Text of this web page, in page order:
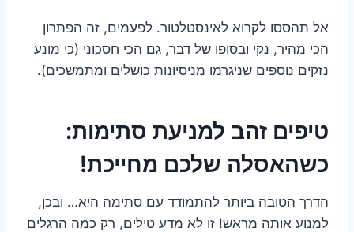
אל תהססו לקרוא לאינסטלטור. לפעמים, זה הפתרון
הכי מהיר, נקי ובסופו של דבר, גם הכי חסכוני (כי מונע
נזקים נוספים שניגרמו מניסיונות כושלים ומתמשכים).
טיפים זהב למניעת סתימות:
כשהאסלה שלכם מחייכת!
הדרך הטובה ביותר להתמודד עם סתימה היא… ובכן,
למנוע אותה מראש! זו לא מדע טילים, רק כמה הרגלים